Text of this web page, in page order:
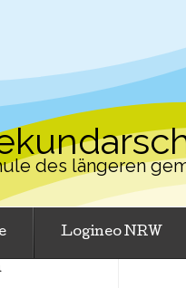
des längeren
Logineo NRW